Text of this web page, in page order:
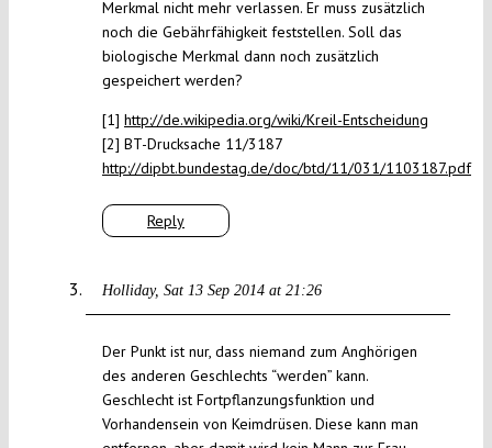
Reply
Merkmal nicht mehr verlassen. Er muss zusätzlich
noch die Gebährfähigkeit feststellen. Soll das
biologische Merkmal dann noch zusätzlich
gespeichert werden?
[1] http://de.wikipedia.org/wiki/Kreil-Entscheidung
[2] BT-Drucksache 11/3187
http://dipbt.bundestag.de/doc/btd/11/031/1103187.pdf
Holliday Sat 13 Sep 2014 at 21:26
Der Punkt ist nur, dass niemand zum Anghörigen
des anderen Geschlechts “werden” kann.
Geschlecht ist Fortpflanzungsfunktion und
Vorhandensein von Keimdrüsen. Diese kann man